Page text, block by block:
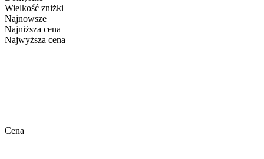
Wielkość zniżki
Najnowsze
Najniższa cena
Najwyższa cena
Cena